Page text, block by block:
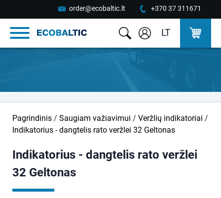
order@ecobaltic.lt +370 37 311671
LT
Pagrindinis / Saugiam važiavimui / Veržlių indikatoriai /
Indikatorius - dangtelis rato veržlei 32 Geltonas
Indikatorius - dangtelis rato veržlei
32 Geltonas